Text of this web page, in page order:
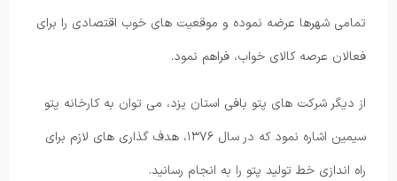
تمامی شهرها عرضه نموده و موقعیت های خوب اقتصادی را برای
فعالان عرصه کالای خواب، فراهم نمود.
از دیگر شرکت های پتو بافی استان یزد، می توان به کارخانه پتو
سیمین اشاره نمود که در سال ۱۳۷۶، هدف گذاری های لازم برای
راه اندازی خط تولید پتو را به انجام رسانید.